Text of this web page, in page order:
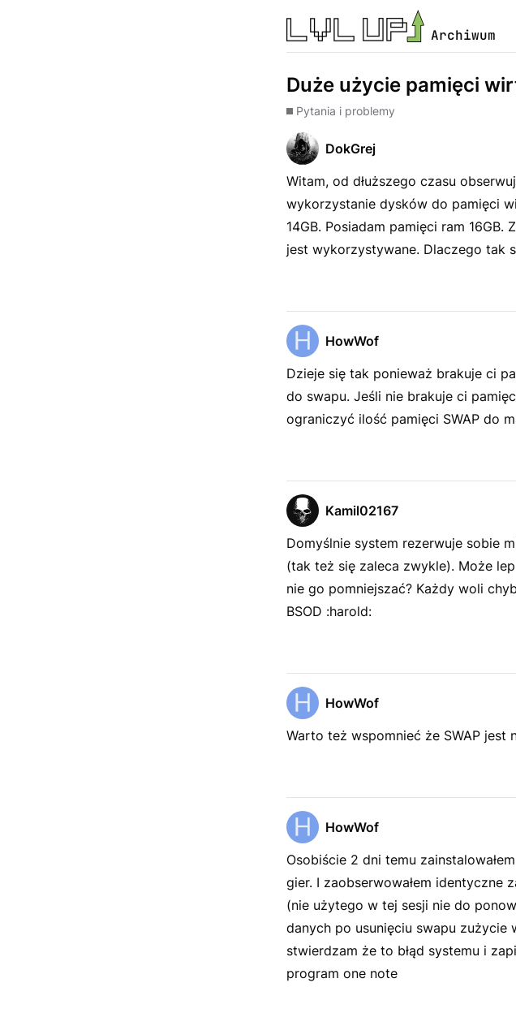
Archiwum
Duże użycie pamięci
Pytania i problemy
DokGrej
Witam, od dłuższego czasu
wykorzystanie dysków do pamięci
14GB. Posiadam pamięci ram
jest wykorzystywane. Dlaczego tak
HowWof
Dzieje się tak ponieważ brakuje ci
do swapu. Jeśli nie brakuje ci
ograniczyć ilość pamięci SWAP do
Kamil02167
Domyślnie system rezerwuje sobie
(tak też się zaleca zwykle). Może
nie go pomniejszać? Każdy woli
BSOD :harold:
HowWof
Warto też wspomnieć że SWAP jest
HowWof
Osobiście 2 dni temu
gier. I zaobserwowałem identyczne
(nie użytego w tej sesji nie do
danych po usunięciu swapu zużycie
stwierdzam że to błąd systemu i
program one note